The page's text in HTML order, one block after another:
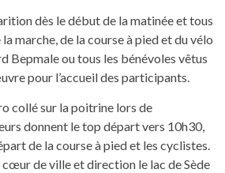
dès le début de la matinée et tous
marche, de la course à pied et du vélo
Bepmale ou tous les bénévoles vêtus
pour l’accueil des participants.
collé sur la poitrine lors de
donnent le top départ vers 10h30,
de la course à pied et les cyclistes.
de ville et direction le lac de Sède